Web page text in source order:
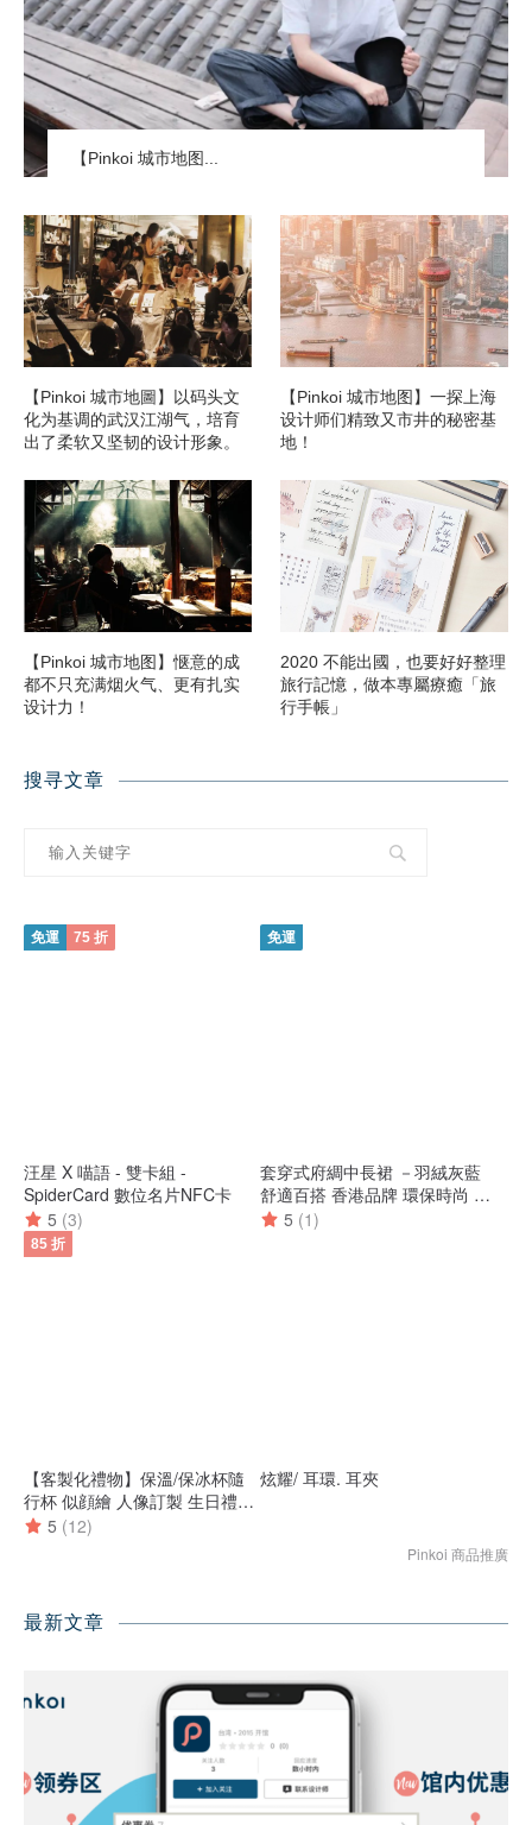
【Pinkoi 城市地图...
【Pinkoi 城市地圖】以码头文
化为基调的武汉江湖气，培育
出了柔软又坚韧的设计形象。
【Pinkoi 城市地图】一探上海
设计师们精致又市井的秘密基
地！
【Pinkoi 城市地图】惬意的成
都不只充满烟火气、更有扎实
设计力！
2020 不能出國，也要好好整理
旅行記憶，做本專屬療癒「旅
行手帳」
搜寻文章
最新文章